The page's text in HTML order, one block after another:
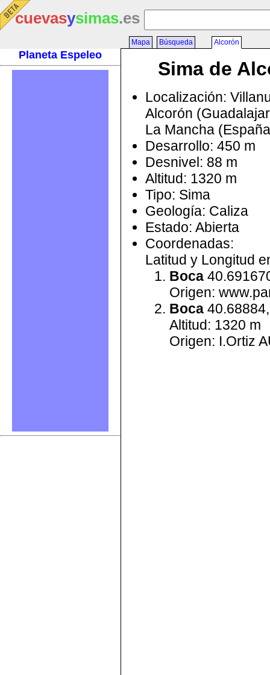
cuevasysimas.es
Planeta Espeleo
Mapa Búsqueda Alcorón
Sima de
Localización:
Alcorón
La Mancha
Desarrollo: 450 m
Desnivel: 88 m
Altitud: 1320 m
Tipo: Sima
Geología: Caliza
Estado: Abierta
Coordenadas:
Latitud y Longitud
Boca
Origen:
Boca
Altitud: 1320 m
Origen: I.Ortiz